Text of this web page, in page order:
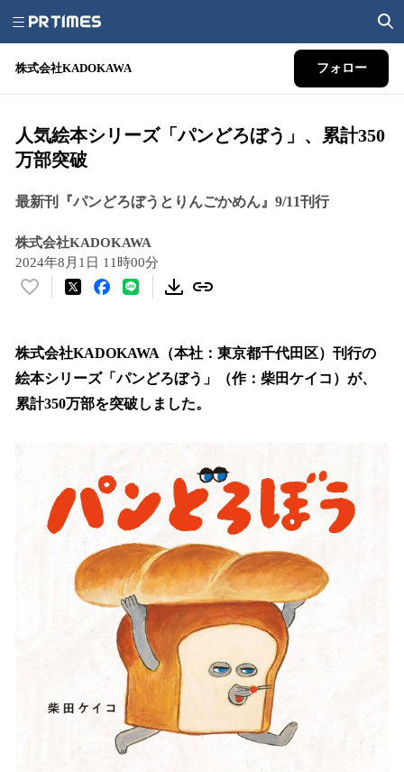
株式会社KADOKAWA フォロー
人気絵本シリーズ「パンどろぼう」、累計350
万部突破
最新刊『パンどろぼうとりんごかめん』9/11刊行
株式会社KADOKAWA
2024年8月1日 11時00分
い
！
数
を
読
株式会社KADOKAWA（本社：東京都千代田区）刊行の
絵本シリーズ「パンどろぼう」（作：柴田ケイコ）が、
累計350万部を突破しました。